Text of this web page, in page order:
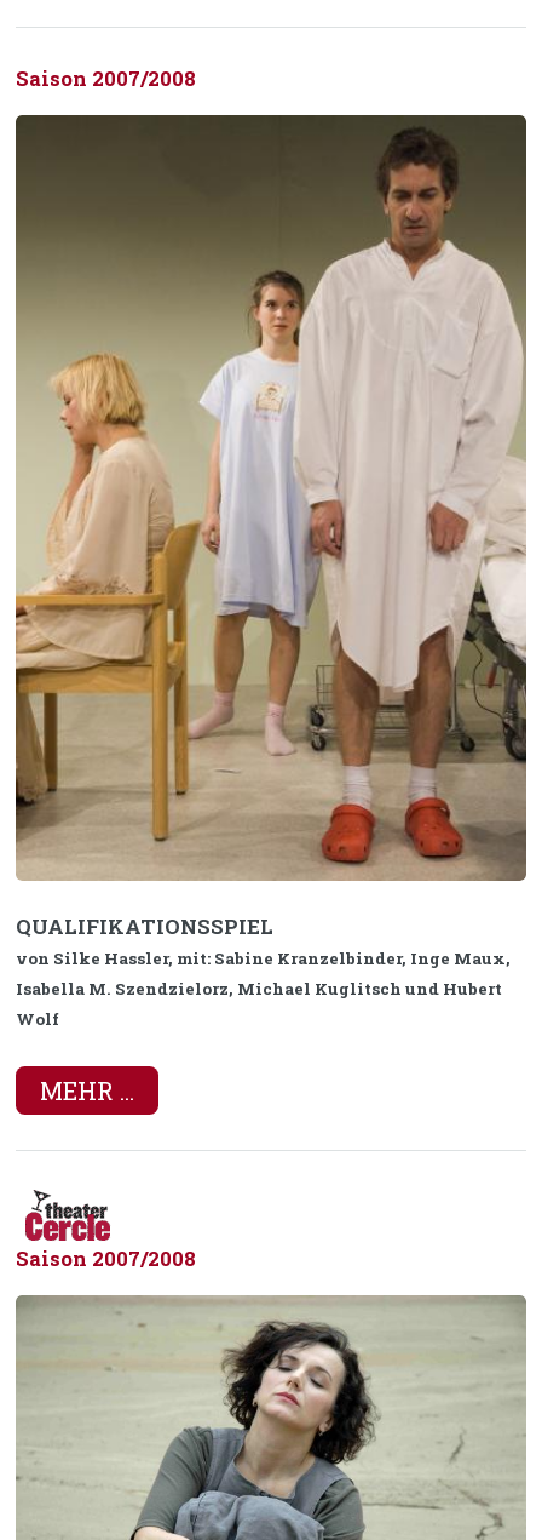
Saison 2007/2008
QUALIFIKATIONSSPIEL
von Silke Hassler, mit: Sabine Kranzelbinder, Inge Maux,
Isabella M. Szendzielorz, Michael Kuglitsch und Hubert
Wolf
MEHR ...
Saison 2007/2008